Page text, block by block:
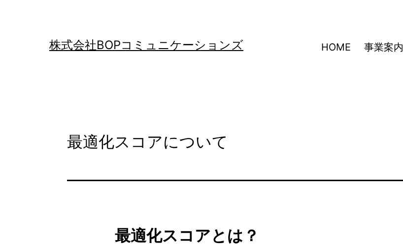
株式会社BOPコミュニケーションズ HOME 事業案内
最適化スコアについて
最適化スコアとは？